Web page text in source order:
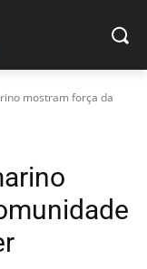
mostram força da